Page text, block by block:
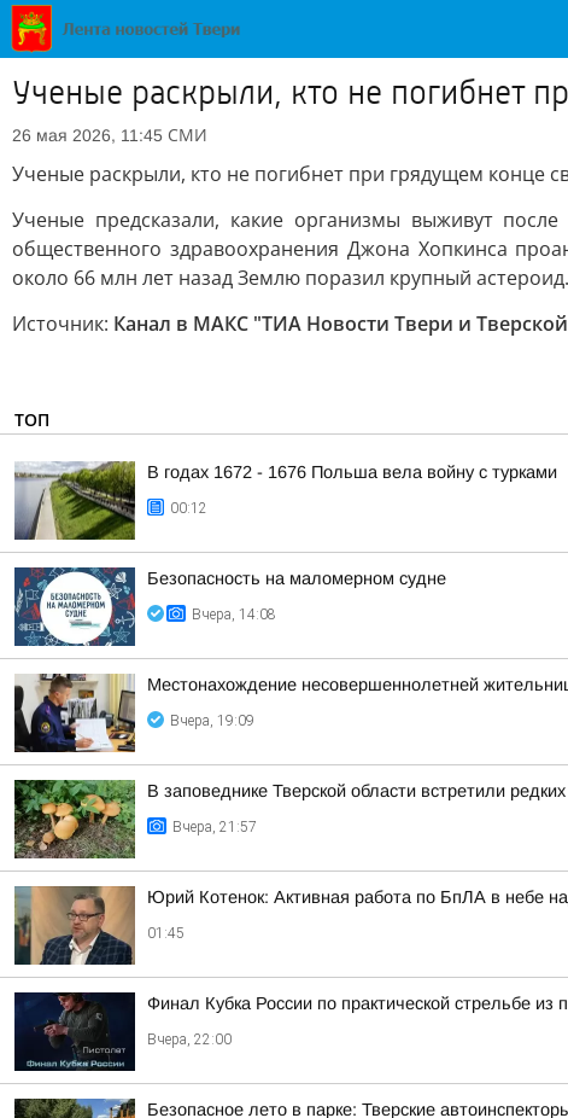
Ученые раскрыли, кто не погибнет
26 мая 2026, 11:45 СМИ
Ученые раскрыли, кто не погибнет при грядущем конце
Ученые предсказали, какие организмы выживут
общественного здравоохранения Джона Хопкинса
около 66 млн лет назад Землю поразил крупный астероид.
Источник: Канал в МАКС "ТИА Новости Твери и
ТОП
В годах 1672 - 1676 Польша вела войну с турками
00:12
Безопасность на малoмернoм судне
Вчера, 14:08
Местонахождение несовершеннолетней
Вчера, 19:09
В заповеднике Тверской области встретили
Вчера, 21:57
Юрий Котенок: Активная работа по БпЛА в небе
01:45
Финал Кубка России по практической стрельбе из
Вчера, 22:00
Безопасное лето в парке: Тверские